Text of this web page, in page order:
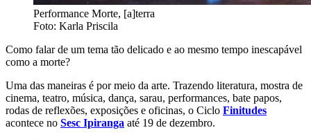
Performance Morte, [a]terra
Foto: Karla Priscila
Como falar de um tema tão delicado e ao mesmo tempo inescapável
como a morte?
Uma das maneiras é por meio da arte. Trazendo literatura, mostra de
cinema, teatro, música, dança, sarau, performances, bate papos,
rodas de reflexões, exposições e oficinas, o Ciclo Finitudes
acontece no Sesc Ipiranga até 19 de dezembro.